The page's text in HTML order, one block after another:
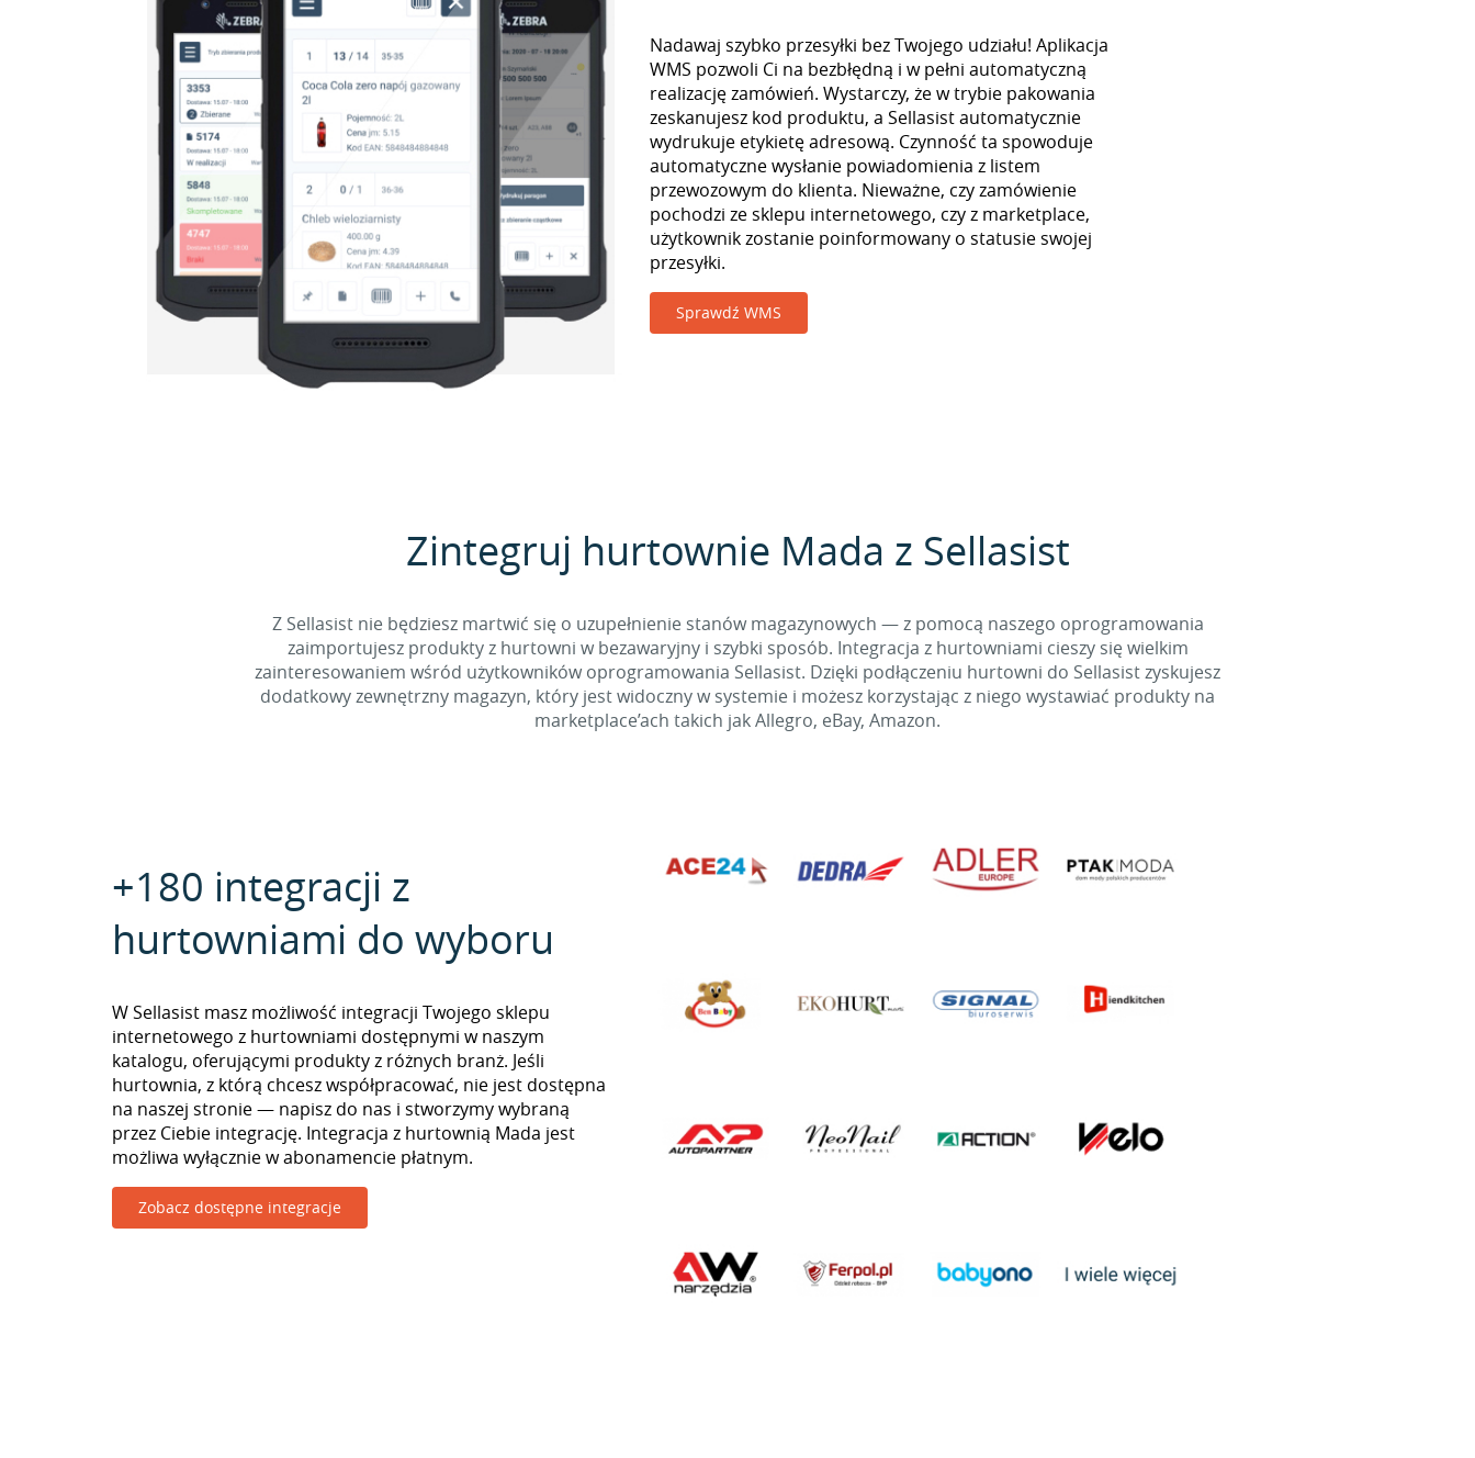
Nadawaj szybko przesyłki bez Twojego udziału! Aplikacja
WMS pozwoli Ci na bezbłędną i w pełni automatyczną
realizację zamówień. Wystarczy, że w trybie pakowania
zeskanujesz kod produktu, a Sellasist automatycznie
wydrukuje etykietę adresową. Czynność ta spowoduje
automatyczne wysłanie powiadomienia z listem
przewozowym do klienta. Nieważne, czy zamówienie
pochodzi ze sklepu internetowego, czy z marketplace,
użytkownik zostanie poinformowany o statusie swojej
przesyłki.
Sprawdź WMS
Zintegruj hurtownie Mada z Sellasist
Z Sellasist nie będziesz martwić się o uzupełnienie stanów magazynowych — z pomocą naszego oprogramowania
zaimportujesz produkty z hurtowni w bezawaryjny i szybki sposób. Integracja z hurtowniami cieszy się wielkim
zainteresowaniem wśród użytkowników oprogramowania Sellasist. Dzięki podłączeniu hurtowni do Sellasist zyskujesz
dodatkowy zewnętrzny magazyn, który jest widoczny w systemie i możesz korzystając z niego wystawiać produkty na
marketplace’ach takich jak Allegro, eBay, Amazon.
+180 integracji z
hurtowniami do wyboru
W Sellasist masz możliwość integracji Twojego sklepu
internetowego z hurtowniami dostępnymi w naszym
katalogu, oferującymi produkty z różnych branż. Jeśli
hurtownia, z którą chcesz współpracować, nie jest dostępna
na naszej stronie — napisz do nas i stworzymy wybraną
przez Ciebie integrację. Integracja z hurtownią Mada jest
możliwa wyłącznie w abonamencie płatnym.
Zobacz dostępne integracje